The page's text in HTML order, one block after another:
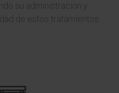
su administración y
de estos tratamientos.